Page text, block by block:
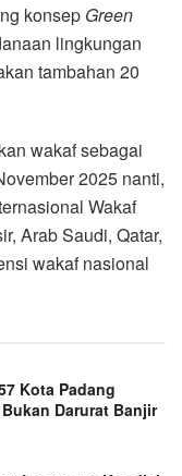
konsep Green
lingkungan
tambahan 20
wakaf sebagai
2025 nanti,
Wakaf
Arab Saudi, Qatar,
wakaf nasional
Kota Padang
Darurat Banjir